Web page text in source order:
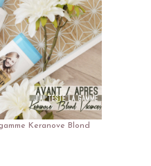
Keranove Blond